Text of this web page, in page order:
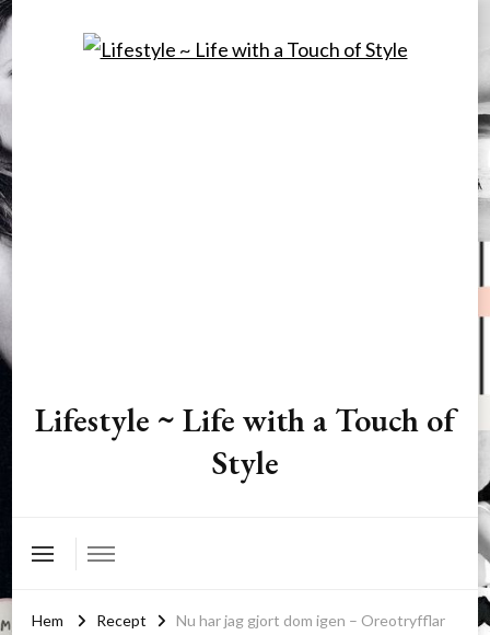
Lifestyle ~ Life with a Touch of
Style
Hem Recept Nu har jag gjort dom igen – Oreotryfflar